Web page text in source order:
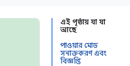
এই পৃষ্ঠায় যা যা
আছে
পাওয়ার মোড
সনাক্তকরণ এবং
বিজ্ঞপ্তি